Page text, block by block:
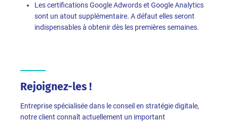
Les certifications Google Adwords et Google Analytics
sont un atout supplémentaire. A défaut elles seront
indispensables à obtenir dès les premières semaines.
Rejoignez-les !
Entreprise spécialisée dans le conseil en stratégie digitale,
notre client connaît actuellement un important